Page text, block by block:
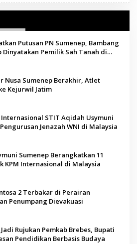
Putusan PN Sumenep, Bambang
Pemilik Sah Tanah di
Nusa Sumenep Berakhir, Atlet
Kejurwil Jatim
Internasional STIT Aqidah Usymuni
Jenazah WNI di Malaysia
Sumenep Berangkatkan 11
KPM Internasional di Malaysia
2 Terbakar di Perairan
Penumpang Dievakuasi
Rujukan Pemkab Brebes, Bupati
Pendidikan Berbasis Budaya